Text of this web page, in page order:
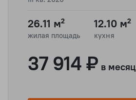
26.11 м²
жилая площадь
12.10 м²
кухня
37 914 ₽ в месяц